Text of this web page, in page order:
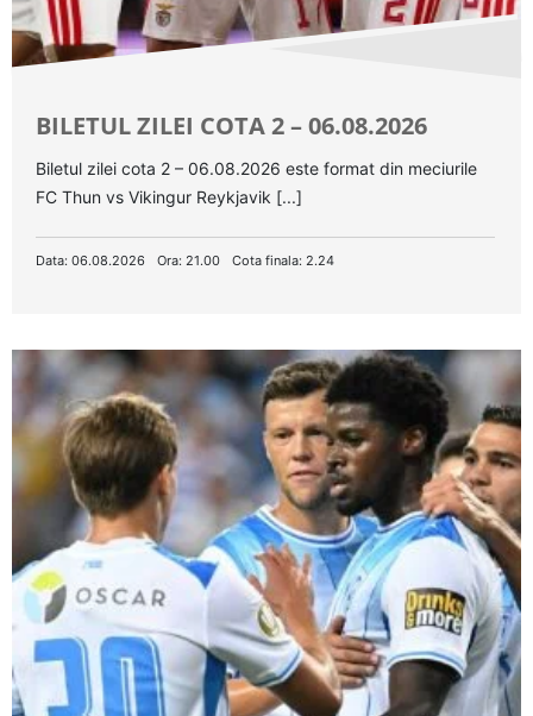
BILETUL ZILEI COTA 2 – 06.08.2026
Biletul zilei cota 2 – 06.08.2026 este format din meciurile
FC Thun vs Vikingur Reykjavik [...]
Data: 06.08.2026 Ora: 21.00 Cota finala: 2.24